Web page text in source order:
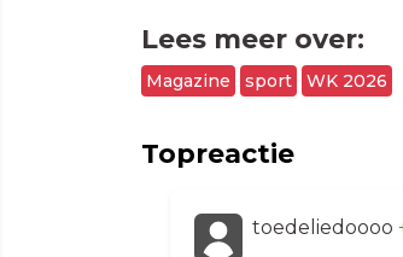
Lees meer over:
Magazine sport WK 2026
Topreactie
toedeliedoooo